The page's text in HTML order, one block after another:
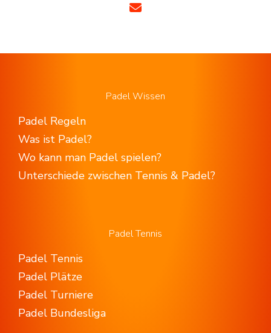
Padel Wissen
Padel Regeln
Was ist Padel?
Wo kann man Padel spielen?
Unterschiede zwischen Tennis & Padel?
Padel Tennis
Padel Tennis
Padel Plätze
Padel Turniere
Padel Bundesliga